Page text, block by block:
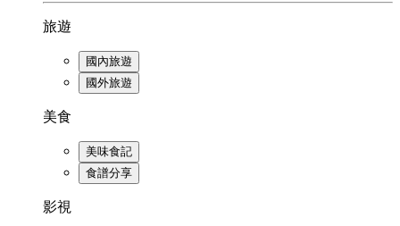
旅遊
國內旅遊
國外旅遊
美食
美味食記
食譜分享
影視